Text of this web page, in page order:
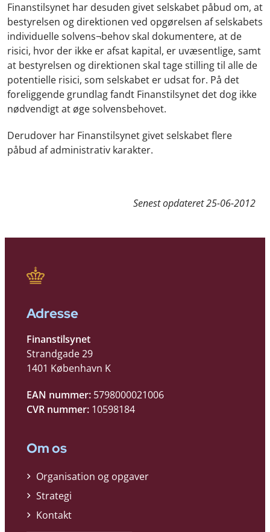
Finanstilsynet har desuden givet selskabet påbud om, at
bestyrelsen og direktionen ved opgørelsen af selskabets
individuelle solvens¬behov skal dokumentere, at de
risici, hvor der ikke er afsat kapital, er uvæsentlige, samt
at bestyrelsen og direktionen skal tage stilling til alle de
potentielle risici, som selskabet er udsat for. På det
foreliggende grundlag fandt Finanstilsynet det dog ikke
nødvendigt at øge solvensbehovet.
Derudover har Finanstilsynet givet selskabet flere
påbud af administrativ karakter.
Senest opdateret25-06-2012
Adresse
Finanstilsynet
Strandgade 29
1401 København K
EAN nummer: 5798000021006
CVR nummer: 10598184
Om os
Organisation og opgaver
Strategi
Kontakt